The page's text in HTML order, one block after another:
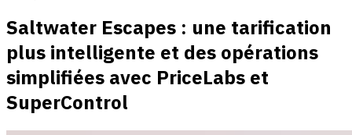
Saltwater Escapes : une tarification
plus intelligente et des opérations
simplifiées avec PriceLabs et
SuperControl